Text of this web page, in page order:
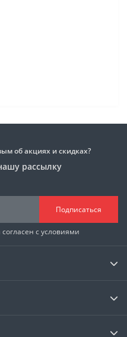
об акциях и скидках?
рассылку
Подписаться
согласен с условиями